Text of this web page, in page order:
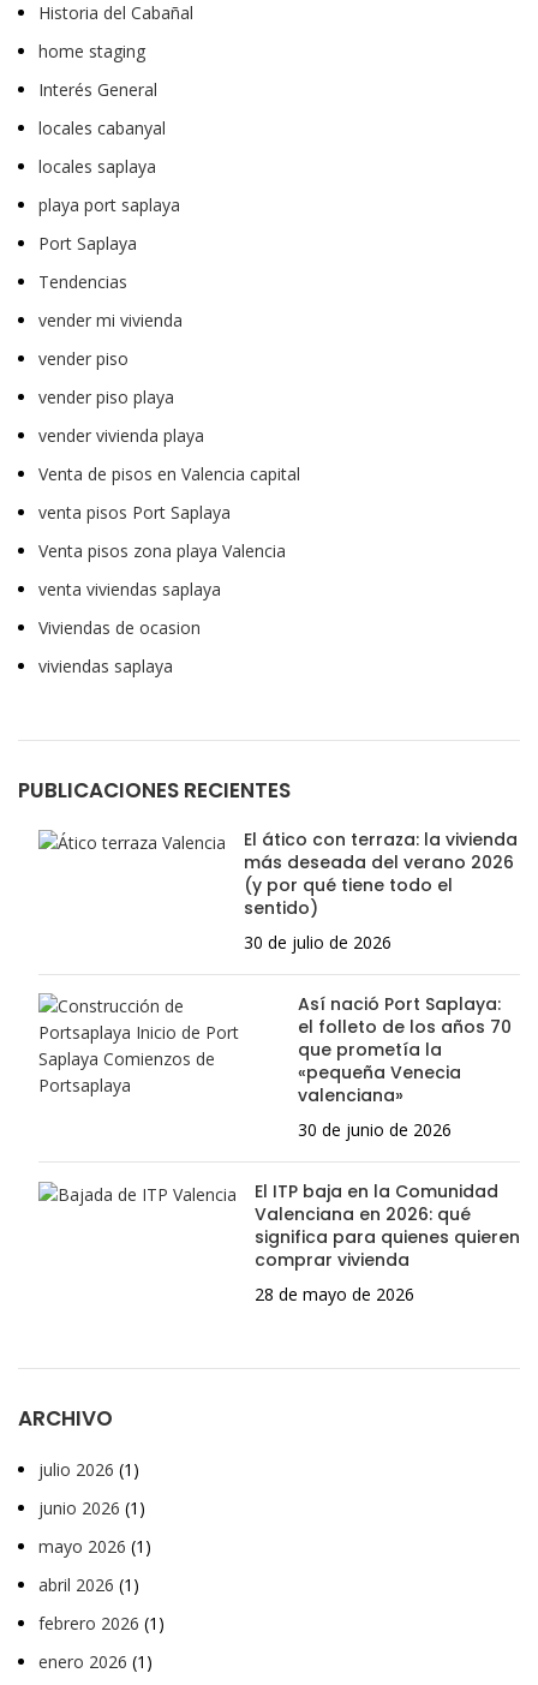
Historia del Cabañal
home staging
Interés General
locales cabanyal
locales saplaya
playa port saplaya
Port Saplaya
Tendencias
vender mi vivienda
vender piso
vender piso playa
vender vivienda playa
Venta de pisos en Valencia capital
venta pisos Port Saplaya
Venta pisos zona playa Valencia
venta viviendas saplaya
Viviendas de ocasion
viviendas saplaya
PUBLICACIONES RECIENTES
El ático con terraza: la vivienda
más deseada del verano 2026
(y por qué tiene todo el
sentido)
30 de julio de 2026
Así nació Port Saplaya:
el folleto de los años 70
que prometía la
«pequeña Venecia
valenciana»
30 de junio de 2026
El ITP baja en la Comunidad
Valenciana en 2026: qué
significa para quienes quieren
comprar vivienda
28 de mayo de 2026
ARCHIVO
julio 2026 (1)
junio 2026 (1)
mayo 2026 (1)
abril 2026 (1)
febrero 2026 (1)
enero 2026 (1)